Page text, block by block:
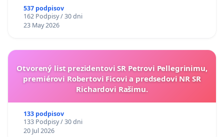
537 podpisov
162 Podpisy / 30 dni
23 May 2026
Otvorený list prezidentovi SR Petrovi Pellegrinimu,
premiérovi Robertovi Ficovi a predsedovi NR SR
Richardovi Rašimu.
133 podpisov
133 Podpisy / 30 dni
20 Jul 2026